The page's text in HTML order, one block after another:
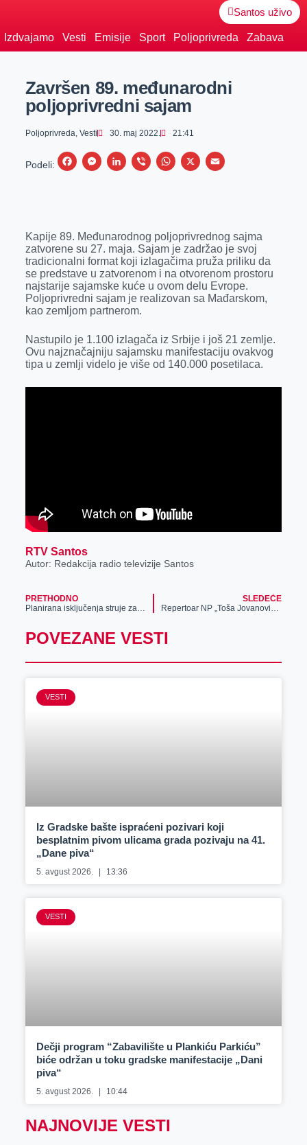
Santos uživo
Izdvajamo Vesti Emisije Sport Poljoprivreda Zabava
Završen 89. međunarodni
poljoprivredni sajam
Poljoprivreda, Vesti 30. maj 2022. 21:41
Podeli:
F
b
o
o
k
M
e
n
g
e
r
L
e
d
I
n
V
r
W
s
A
p
p
X
E
l
Kapije 89. Međunarodnog poljoprivrednog sajma
zatvorene su 27. maja. Sajam je zadržao je svoj
tradicionalni format koji izlagačima pruža priliku da
se predstave u zatvorenom i na otvorenom prostoru
najstarije sajamske kuće u ovom delu Evrope.
Poljoprivredni sajam je realizovan sa Mađarskom,
kao zemljom partnerom.
Nastupilo je 1.100 izlagača iz Srbije i još 21 zemlje.
Ovu najznačajniju sajamsku manifestaciju ovakvog
tipa u zemlji videlo je više od 140.000 posetilaca.
RTV Santos
Autor: Redakcija radio televizije Santos
PRETHODNO
SLEDEĆE
POVEZANE VESTI
VESTI
Iz Gradske bašte ispraćeni pozivari koji
besplatnim pivom ulicama grada pozivaju na 41.
„Dane piva“
5. avgust 2026. 13:36
VESTI
Dečji program “Zabavilište u Plankiću Parkiću”
biće održan u toku gradske manifestacije „Dani
piva“
5. avgust 2026. 10:44
NAJNOVIJE VESTI